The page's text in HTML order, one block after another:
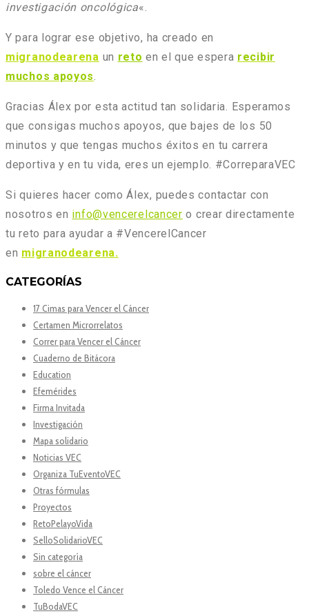
investigación oncológica«.
Y para lograr ese objetivo, ha creado en
migranodearena un reto en el que espera recibir
muchos apoyos.
Gracias Álex por esta actitud tan solidaria. Esperamos
que consigas muchos apoyos, que bajes de los 50
minutos y que tengas muchos éxitos en tu carrera
deportiva y en tu vida, eres un ejemplo. #CorreparaVEC
Si quieres hacer como Álex, puedes contactar con
nosotros en info@vencerelcancer o crear directamente
tu reto para ayudar a #VencerelCancer
en migranodearena.
CATEGORÍAS
17 Cimas para Vencer el Cáncer
Certamen Microrrelatos
Correr para Vencer el Cáncer
Cuaderno de Bitácora
Education
Efemérides
Firma Invitada
Investigación
Mapa solidario
Noticias VEC
Organiza TuEventoVEC
Otras fórmulas
Proyectos
RetoPelayoVida
SelloSolidarioVEC
Sin categoría
sobre el cáncer
Toledo Vence el Cáncer
TuBodaVEC